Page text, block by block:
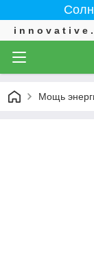
i n n o v a t i v e
Мощь